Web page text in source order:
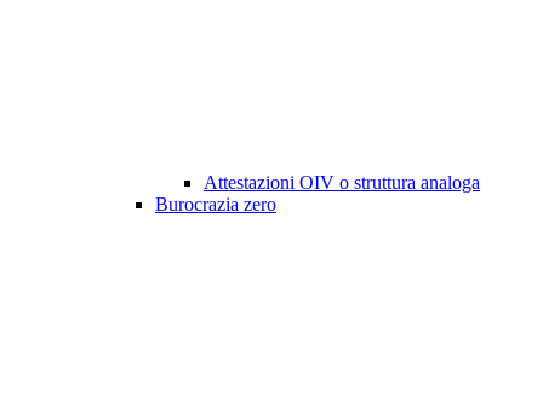
Attestazioni OIV o struttura analoga
Burocrazia zero